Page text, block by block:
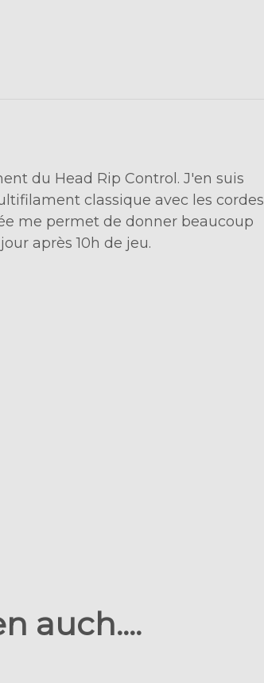
du Head Rip Control. J'en suis
classique avec les cordes
me permet de donner beaucoup
après 10h de jeu.
auch....